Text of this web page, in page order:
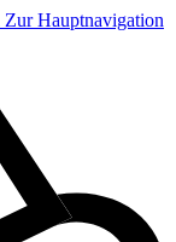
Zur Hauptnavigation